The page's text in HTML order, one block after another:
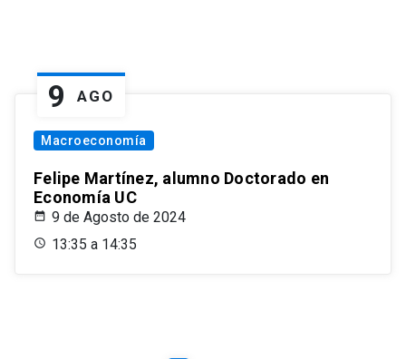
9 AGO
Macroeconomía
Felipe Martínez, alumno Doctorado en
Economía UC
9 de Agosto de 2024
13:35 a 14:35